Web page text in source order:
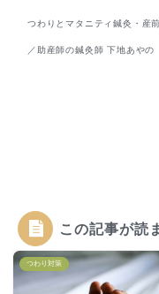
つわりとマタニティ鍼灸・産
／助産師の鍼灸師 下地あやの
この記事が読
つわり対策